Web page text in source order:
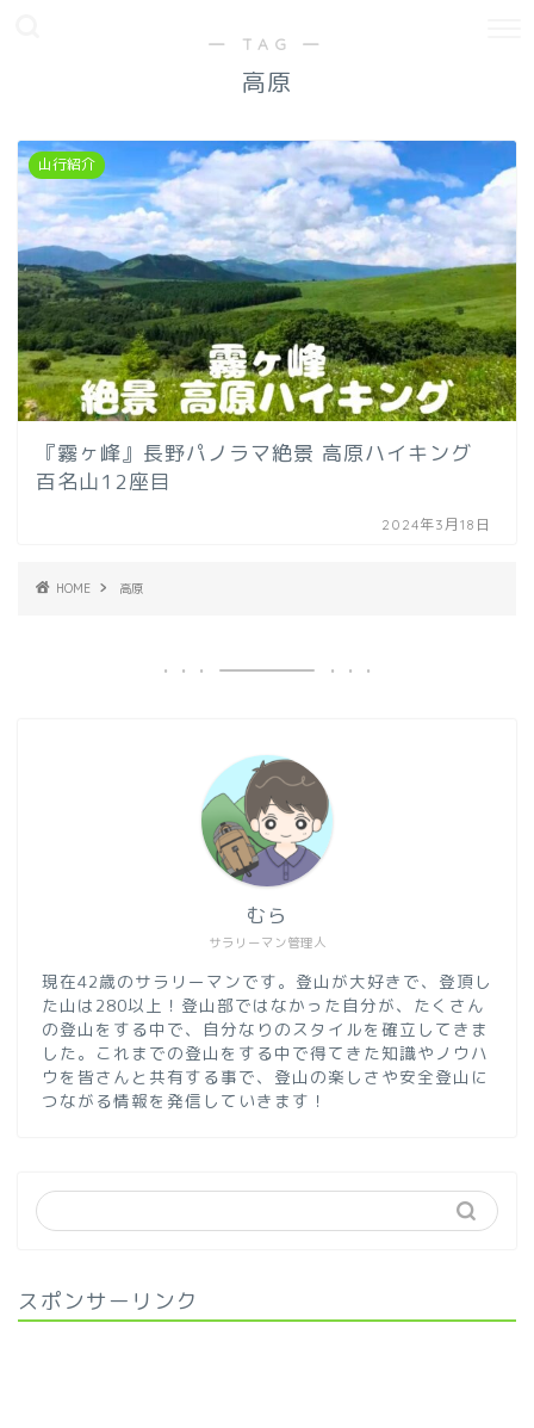
― TAG ―
高原
山行紹介
『霧ヶ峰』長野パノラマ絶景 高原ハイキング
百名山12座目
2024年3月18日
HOME 高原
サラリーマン管理人
むら
現在42歳のサラリーマンです。登山が大好きで、登頂し
た山は280以上！登山部ではなかった自分が、たくさん
の登山をする中で、自分なりのスタイルを確立してきま
した。これまでの登山をする中で得てきた知識やノウハ
ウを皆さんと共有する事で、登山の楽しさや安全登山に
つながる情報を発信していきます！
スポンサーリンク